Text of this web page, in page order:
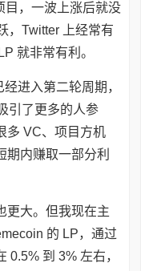
目，一波上涨后就没
，Twitter 上经常有
就非常有利。
进入第二轮周期，
引了更多的人参
多 VC、项目方机
期内赚取一部分利
更大。但我现在主
的 LP，通过
0.5% 到 3% 左右，